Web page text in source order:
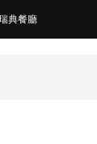
典餐廳